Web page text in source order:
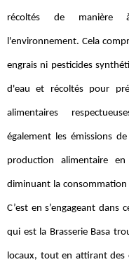
récoltés de manière
l'environnement. Cela
engrais ni pesticides
d'eau et récoltés pour
alimentaires
également les émissions
production alimentaire
diminuant la
C’est en s’engageant dans
qui est la Brasserie Basa
locaux, tout en attirant des